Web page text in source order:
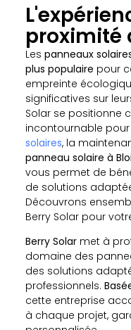
proximité
Les panneaux
plus populaire pour
empreinte
significatives sur
Solar se positionne
incontournable pour
solaires, la
panneau solaire à
vous permet de
de solutions
Découvrons
Berry Solar pour
Berry Solarmet à
domaine des
des solutions
professionnels.
cette entreprise
à chaque projet,